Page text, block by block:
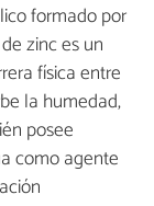
formado por
zinc es un
física entre
la humedad,
posee
como agente